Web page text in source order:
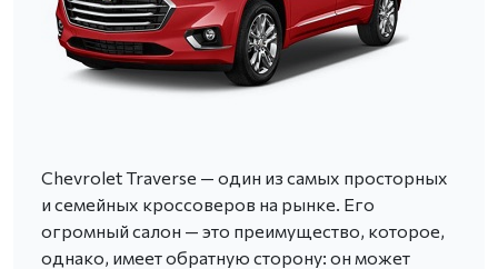
Chevrolet Traverse — один из самых просторных
и семейных кроссоверов на рынке. Его
огромный салон — это преимущество, которое,
однако, имеет обратную сторону: он может